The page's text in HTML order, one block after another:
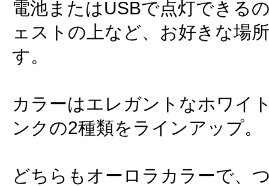
電池またはUSBで点灯できる
ェストの上など、お好きな場
す。
カラーはエレガントなホワイ
ンクの2種類をラインアップ。
どちらもオーロラカラーで、